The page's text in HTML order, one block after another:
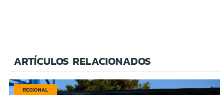
ARTÍCULOS RELACIONADOS
REGIONAL